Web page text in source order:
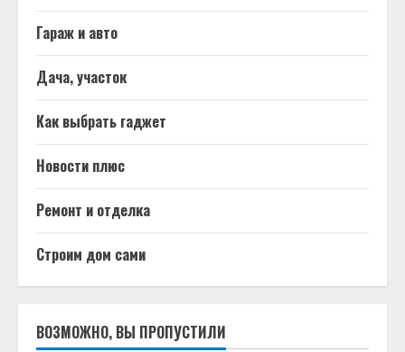
Гараж и авто
Дача, участок
Как выбрать гаджет
Новости плюс
Ремонт и отделка
Строим дом сами
ВОЗМОЖНО, ВЫ ПРОПУСТИЛИ